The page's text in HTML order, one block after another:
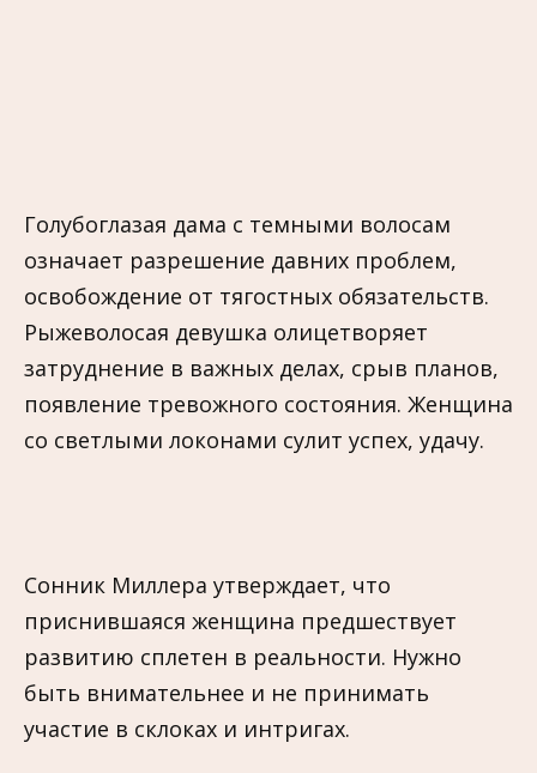
Голубоглазая дама с темными волосам
означает разрешение давних проблем,
освобождение от тягостных обязательств.
Рыжеволосая девушка олицетворяет
затруднение в важных делах, срыв планов,
появление тревожного состояния. Женщина
со светлыми локонами сулит успех, удачу.
Сонник Миллера утверждает, что
приснившаяся женщина предшествует
развитию сплетен в реальности. Нужно
быть внимательнее и не принимать
участие в склоках и интригах.